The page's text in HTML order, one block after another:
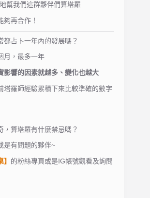
幫我們這群夥伴們算塔羅
夠再合作！
都占卜一年內的發展嗎？
月，最多一年
影響的因素就越多、變化也越大
塔羅師經驗累積下來比較準確的數字
，算塔羅有什麼禁忌嗎？
是有問題的夥伴~
】 的粉絲專頁或是IG帳號觀看及詢問